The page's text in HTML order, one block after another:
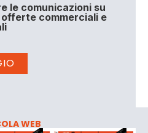
le comunicazioni su
commerciali e
WEB